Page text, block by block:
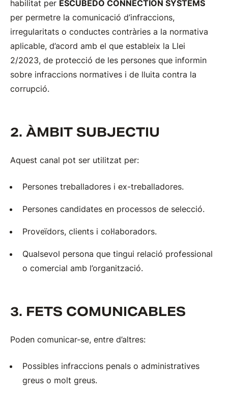
habilitat per ESCUBEDO CONNECTION SYSTEMS
per permetre la comunicació d’infraccions,
irregularitats o conductes contràries a la normativa
aplicable, d’acord amb el que estableix la Llei
2/2023, de protecció de les persones que informin
sobre infraccions normatives i de lluita contra la
corrupció.
2. ÀMBIT SUBJECTIU
Aquest canal pot ser utilitzat per:
Persones treballadores i ex-treballadores.
Persones candidates en processos de selecció.
Proveïdors, clients i col·laboradors.
Qualsevol persona que tingui relació professional
o comercial amb l’organització.
3. FETS COMUNICABLES
Poden comunicar-se, entre d’altres:
Possibles infraccions penals o administratives
greus o molt greus.